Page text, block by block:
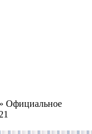
» Официальное